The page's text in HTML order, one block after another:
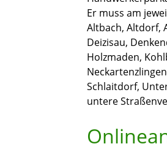
Er muss am
Altbach, Altdorf,
Deizisau,
Holzmaden,
Schlaitdorf,
untere